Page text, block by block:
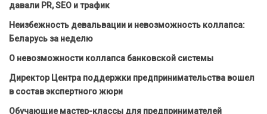
давали PR, SEO и трафик
Неизбежность девальвации и невозможность коллапса:
Беларусь за неделю
О невозможности коллапса банковской системы
Директор Центра поддержки предпринимательства вошел
в состав экспертного жюри
Обучающие мастер-классы для предпринимателей